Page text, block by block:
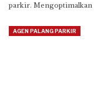
parkir.
AGEN PALANG PARKIR